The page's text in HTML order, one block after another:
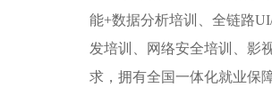
能+数据分析培训、全链路
发培训、网络安全培训、影
求，拥有全国一体化就业保